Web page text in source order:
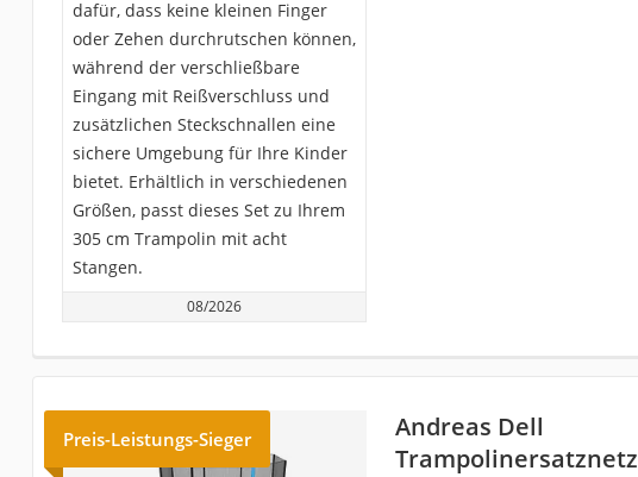
dafür, dass keine kleinen Finger
oder Zehen durchrutschen können,
während der verschließbare
Eingang mit Reißverschluss und
zusätzlichen Steckschnallen eine
sichere Umgebung für Ihre Kinder
bietet. Erhältlich in verschiedenen
Größen, passt dieses Set zu Ihrem
305 cm Trampolin mit acht
Stangen.
08/2026
Preis-Leistungs-Sieger
Andreas Dell
Trampolinersatznetz